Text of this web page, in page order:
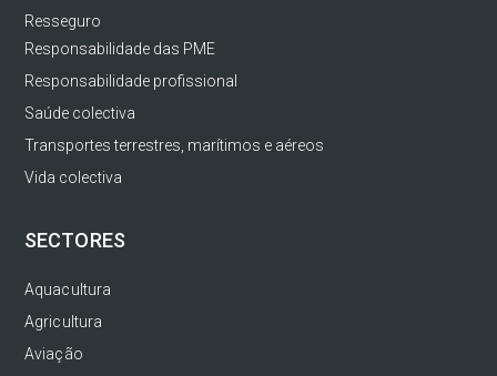
Resseguro
Responsabilidade das PME
Responsabilidade profissional
Saúde colectiva
Transportes terrestres, marítimos e aéreos
Vida colectiva
SECTORES
Aquacultura
Agricultura
Aviação